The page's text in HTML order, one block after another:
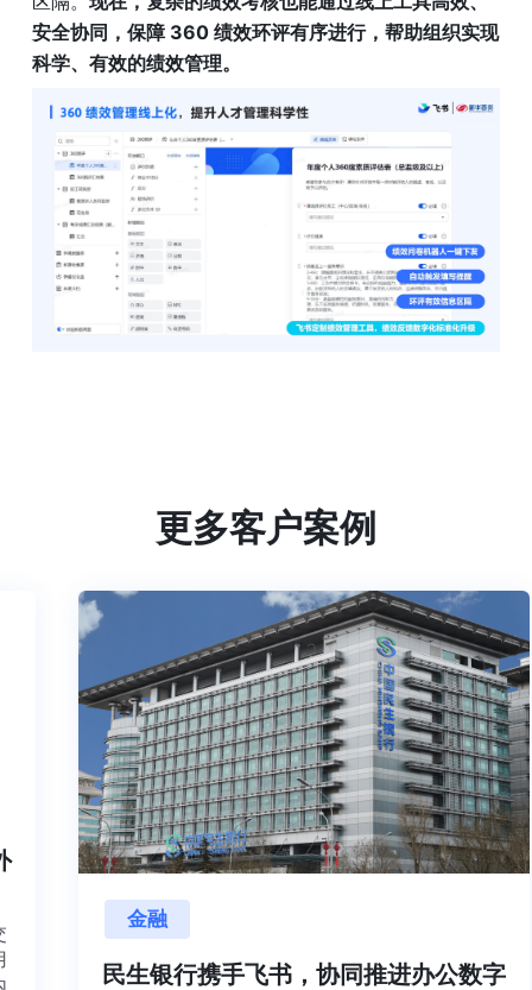
安全协同，保障 360 绩效环评有序进行，帮助组织实现
科学、有效的绩效管理。
更多客户案例
交
用
内
金融
民生银行携手飞书，协同推进办公数